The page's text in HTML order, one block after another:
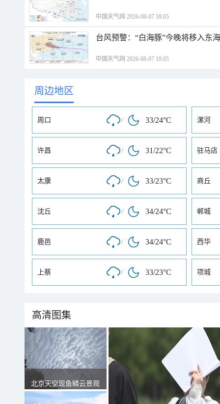
中国天气网 2026-08-07 18:05
台风预警：“白海豚”今晚将移入东
中国天气网 2026-08-07 18:05
周边地区
周口 / 33/24°C 漯河
许昌 / 31/22°C 驻马店
太康 / 33/23°C 商丘
沈丘 / 34/24°C 郸城
鹿邑 / 34/24°C 西华
上蔡 / 33/23°C 项城
高清图集
北京天空现鱼鳞云景观